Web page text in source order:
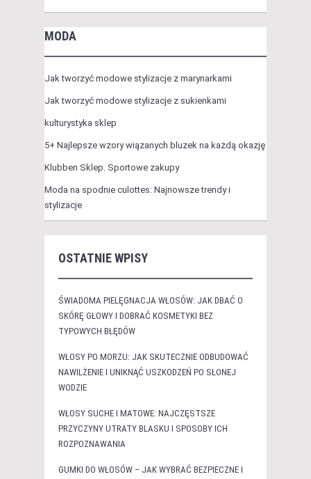
MODA
Jak tworzyć modowe stylizacje z marynarkami
Jak tworzyć modowe stylizacje z sukienkami
kulturystyka sklep
5+ Najlepsze wzory wiązanych bluzek na każdą okazję
Klubben Sklep. Sportowe zakupy
Moda na spodnie culottes: Najnowsze trendy i
stylizacje
OSTATNIE WPISY
ŚWIADOMA PIELĘGNACJA WŁOSÓW: JAK DBAĆ O
SKÓRĘ GŁOWY I DOBRAĆ KOSMETYKI BEZ
TYPOWYCH BŁĘDÓW
WŁOSY PO MORZU: JAK SKUTECZNIE ODBUDOWAĆ
NAWILŻENIE I UNIKNĄĆ USZKODZEŃ PO SŁONEJ
WODZIE
WŁOSY SUCHE I MATOWE: NAJCZĘSTSZE
PRZYCZYNY UTRATY BLASKU I SPOSOBY ICH
ROZPOZNAWANIA
GUMKI DO WŁOSÓW – JAK WYBRAĆ BEZPIECZNE I